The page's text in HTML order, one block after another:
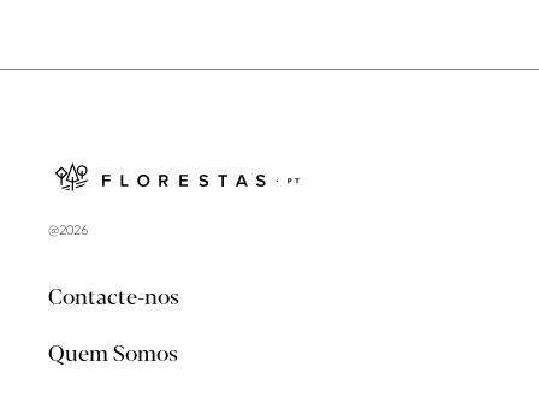
@2026
Contacte-nos
Quem Somos